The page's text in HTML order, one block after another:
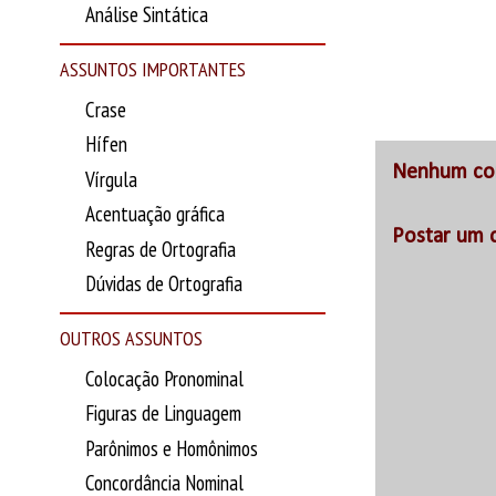
Nenhum
Postar um
Análise Sintática
ASSUNTOS IMPORTANTES
Crase
Hífen
Vírgula
Acentuação gráfica
Regras de Ortografia
Dúvidas de Ortografia
OUTROS ASSUNTOS
Colocação Pronominal
Figuras de Linguagem
Parônimos e Homônimos
Concordância Nominal